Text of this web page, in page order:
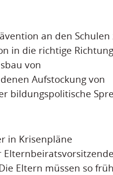
an den Schulen
in die richtige
von
Aufstockung von
bildungspolitische
in Krisenpläne
Elternbeiratsvorsitzende
Eltern müssen so